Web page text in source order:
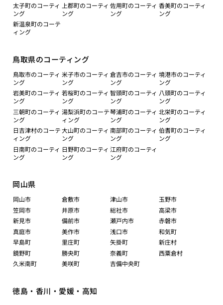
太子町のコーティ
ング
上郡町のコーティ
ング
佐用町のコーティ
ング
香美町のコーティ
ング
新温泉町のコーテ
ィング
鳥取県のコーティング
鳥取市のコーティ
ング
米子市のコーティ
ング
倉吉市のコーティ
ング
境港市のコーティ
ング
岩美町のコーティ
ング
若桜町のコーティ
ング
智頭町のコーティ
ング
八頭町のコーティ
ング
三朝町のコーティ
ング
湯梨浜町のコーテ
ィング
琴浦町のコーティ
ング
北栄町のコーティ
ング
日吉津村のコーテ
ィング
大山町のコーティ
ング
南部町のコーティ
ング
伯耆町のコーティ
ング
日南町のコーティ
ング
日野町のコーティ
ング
江府町のコーティ
ング
岡山県
岡山市 倉敷市 津山市
玉野市
笠岡市
井原市 総社市
高梁市
新見市
備前市 瀬戸内市
赤磐市
真庭市
美作市 浅口市
和気町
早島町
里庄町 矢掛町
新庄村
鏡野町
勝央町 奈義町
西粟倉村
久米南町
美咲町 吉備中央町
徳島・香川・愛媛・高知